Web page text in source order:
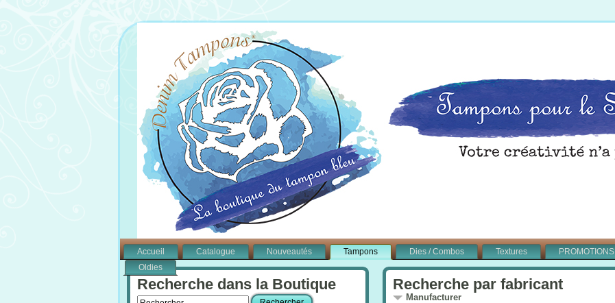
Accueil Catalogue Nouveautés Tampons Dies / Combos Textures PROMOTIONS
Oldies
Recherche dans la Boutique Recherche par fabricant
Manufacturer